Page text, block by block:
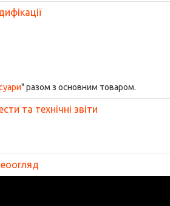
" разом з основним товаром.
та технічні звіти